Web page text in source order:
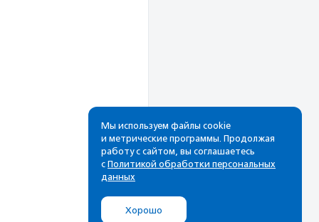
Мы используем файлы cookie
и метрические программы. Продолжая
работу с сайтом, вы соглашаетесь
с Политикой обработки персональных
данных
Хорошо